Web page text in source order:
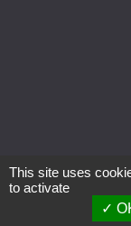
Alcohol abuse is
Legal
This site uses
to activate